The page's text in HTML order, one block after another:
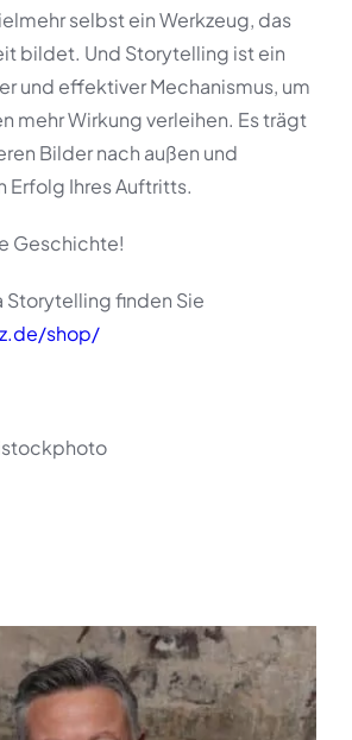
selbst ein Werkzeug, das
bildet. Und Storytelling ist ein
und effektiver Mechanismus, um
mehr Wirkung verleihen. Es trägt
Bilder nach außen und
Erfolg Ihres Auftritts.
Geschichte!
Storytelling finden Sie
shop/